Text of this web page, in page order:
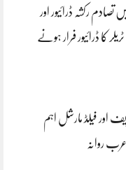
تصادم رکشہ ڈرائیور اور
کا ڈرائیور فرار ہونے
اور فیلڈ مارشل اہم
روانہ